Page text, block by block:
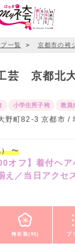
一覧 ＞ 京都市の袴
芸 京都北
小学生男子袴 教員
野町82-3 京都市 /
）〜
オフ】着付ヘア
え／当日アクセ
袴衣装(95) プ